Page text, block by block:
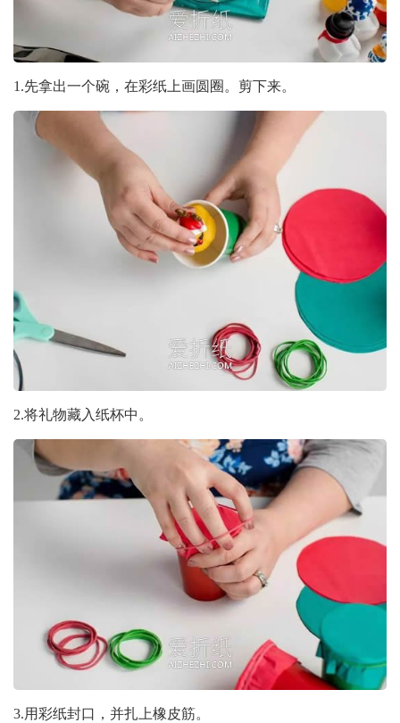
1.先拿出一个碗，在彩纸上画圆圈。剪下来。
2.将礼物藏入纸杯中。
3.用彩纸封口，并扎上橡皮筋。